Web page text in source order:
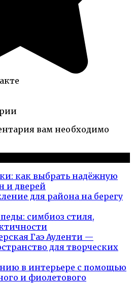
вам необходимо
как выбрать надёжную
и дверей
для района на берегу
симбиоз стиля,
Гаэ Ауленти —
для творческих
в интерьере с помощью
и фиолетового